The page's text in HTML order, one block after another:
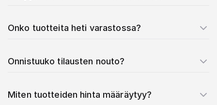
Onko tuotteita heti varastossa?
Onnistuuko tilausten nouto?
Miten tuotteiden hinta määräytyy?